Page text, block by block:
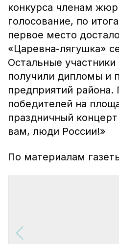
конкурса членам
голосование, по
первое место
«Царевна-лягушка»
Остальные участники
получили дипломы и
предприятий района.
победителей на
праздничный
вам, люди России!»
По материалам